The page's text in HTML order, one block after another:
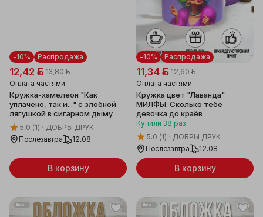
Распродажа
-10%
12,42 ƃ 13,80 ƃ
Оплата частями
Кружка-хамелеон "Как
уплачено, так и..." с злобной
лягушкой в сигарном дыму
5.0 (1)
ДОБРЫ ДРУК
Послезавтра
12.08
В корзину
Распродажа
-10%
11,34 ƃ 12,60 ƃ
Оплата частями
Кружка цвет "Лаванда"
МИЛФЫ. Сколько тебе
девочка до краёв
Купили 38 раз
5.0 (1)
ДОБРЫ ДРУК
Послезавтра
12.08
В корзину